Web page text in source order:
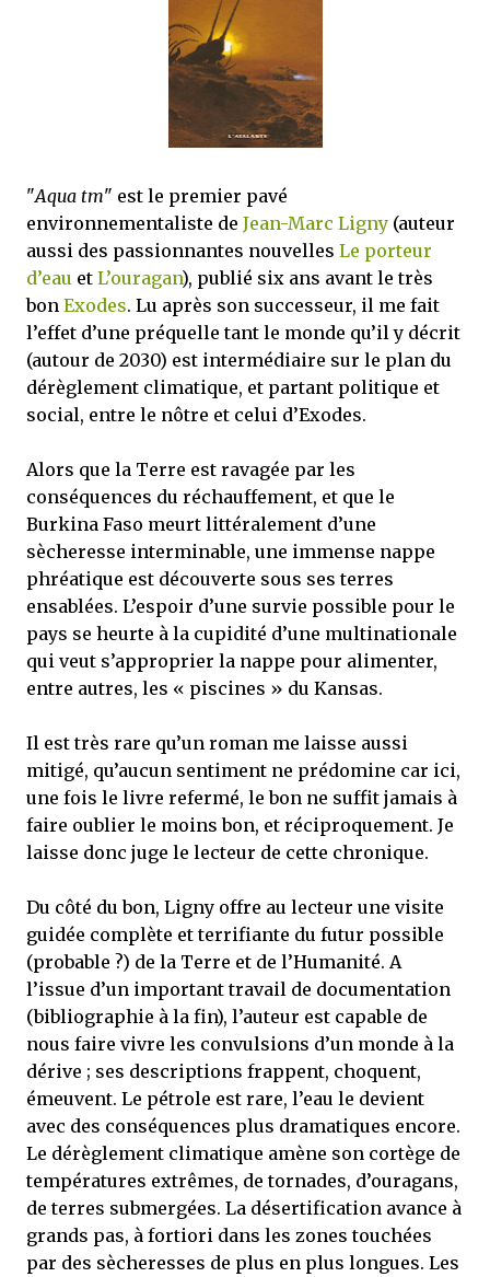
"Aqua tm" est le premier pavé
environnementaliste de Jean-Marc Ligny (auteur
aussi des passionnantes nouvelles Le porteur
d’eau et L’ouragan), publié six ans avant le très
bon Exodes. Lu après son successeur, il me fait
l’effet d’une préquelle tant le monde qu’il y décrit
(autour de 2030) est intermédiaire sur le plan du
dérèglement climatique, et partant politique et
social, entre le nôtre et celui d’Exodes.
Alors que la Terre est ravagée par les
conséquences du réchauffement, et que le
Burkina Faso meurt littéralement d’une
sècheresse interminable, une immense nappe
phréatique est découverte sous ses terres
ensablées. L’espoir d’une survie possible pour le
pays se heurte à la cupidité d’une multinationale
qui veut s’approprier la nappe pour alimenter,
entre autres, les « piscines » du Kansas.
Il est très rare qu’un roman me laisse aussi
mitigé, qu’aucun sentiment ne prédomine car ici,
une fois le livre refermé, le bon ne suffit jamais à
faire oublier le moins bon, et réciproquement. Je
laisse donc juge le lecteur de cette chronique.
Du côté du bon, Ligny offre au lecteur une visite
guidée complète et terrifiante du futur possible
(probable ?) de la Terre et de l’Humanité. A
l’issue d’un important travail de documentation
(bibliographie à la fin), l’auteur est capable de
nous faire vivre les convulsions d’un monde à la
dérive ; ses descriptions frappent, choquent,
émeuvent. Le pétrole est rare, l’eau le devient
avec des conséquences plus dramatiques encore.
Le dérèglement climatique amène son cortège de
températures extrêmes, de tornades, d’ouragans,
de terres submergées. La désertification avance à
grands pas, à fortiori dans les zones touchées
par des sècheresses de plus en plus longues. Les